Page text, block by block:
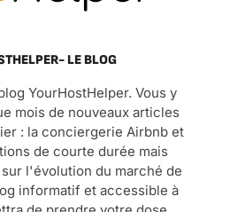
LE BLOG
YourHostHelper. Vous y
mois de nouveaux articles
: la conciergerie Airbnb et
de courte durée mais
l'évolution du marché de
informatif et accessible à